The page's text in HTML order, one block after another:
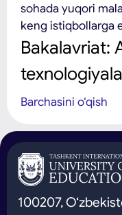
sohada yuqori
keng istiqbollarga
Bakalavriat:
Axborot tizimlari va
bo‘yicha
keladigan dolzarb
istaganlarga
fakultetimizga
amaliy
asoslariga ishonch
Barchasini o‘qish
100207,